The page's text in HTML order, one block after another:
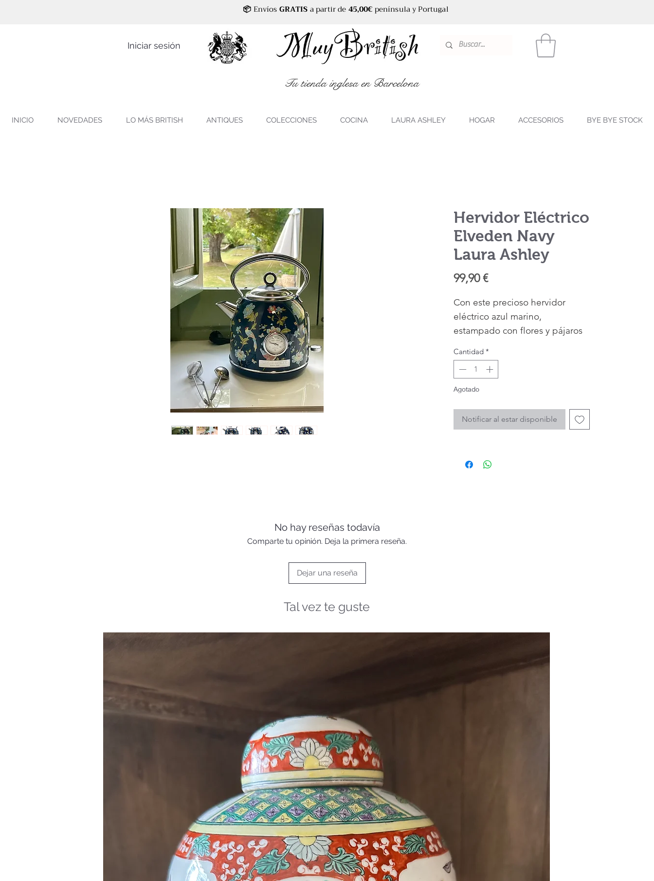
📦 EnvíosGRATISa partir de45,00€península y Portugal
Iniciar sesión
Tu tienda inglesa en Barcelona
INICIO NOVEDADES LO MÁS BRITISH ANTIQUES COLECCIONES COCINA LAURA ASHLEY HOGAR ACCESORIOS BYE BYE STOCK
Hervidor Eléctrico
Elveden Navy
Laura Ashley
99,90 €Precio
Con este precioso hervidor
eléctrico azul marino,
estampado con flores y pájaros
bebida caliente perfecta. Es el
modelo Elveden, de Laura
Ashley.
para preparar hasta 7 tazas. Es
cómodo y su boca evita el goteo
El indicador de temperatura
permite preparar su bebida en
perfección con facilidad.
Tapa extraíble | Más fácil de
llenar y limpiar con acceso
Cantidad *
Agotado
Notificar al estar disponible
No hay reseñas todavía
Comparte tu opinión. Deja la primera reseña.
Dejar una reseña
Tal vez te guste